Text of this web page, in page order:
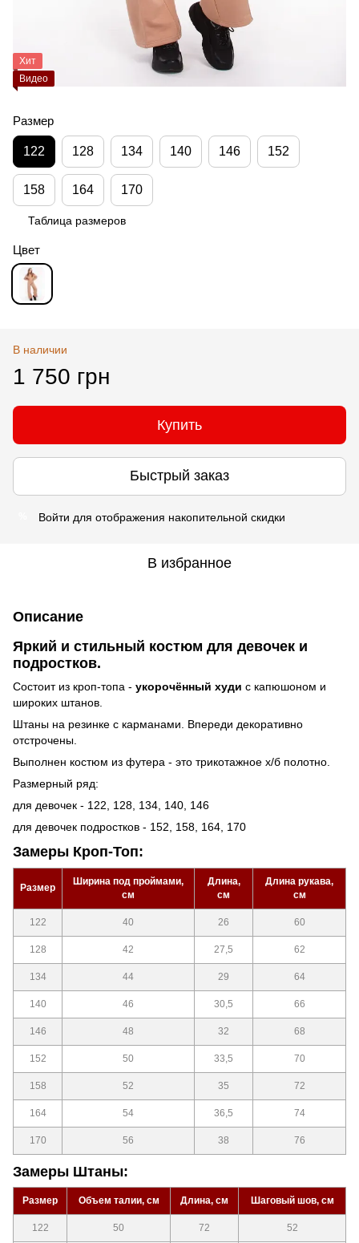
Хит
Видео
Размер
122 128 134 140 146 152
158 164 170
Таблица размеров
Цвет
В наличии
1 750 грн
Купить
Быстрый заказ
Войти для отображения накопительной скидки
В избранное
Описание
Яркий и стильный костюм для девочек и
подростков.
Состоит из кроп-топа - укорочённый худи с капюшоном и
широких штанов.
Штаны на резинке с карманами. Впереди декоративно
отстрочены.
Выполнен костюм из футера - это трикотажное х/б полотно.
Размерный ряд:
для девочек - 122, 128, 134, 140, 146
для девочек подростков - 152, 158, 164, 170
Замеры Кроп-Топ:
Размер
Ширина под проймами,
см
Длина,
см
Длина рукава,
см
122 40 26 60
128 42 27,5 62
134 44 29 64
140 46 30,5 66
146 48 32 68
152 50 33,5 70
158 52 35 72
164 54 36,5 74
170 56 38 76
Замеры Штаны:
Размер Объем талии, см Длина, см Шаговый шов, см
122 50 72 52